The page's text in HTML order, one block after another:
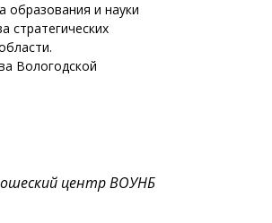
образования и науки
стратегических
Вологодской
центр ВОУНБ